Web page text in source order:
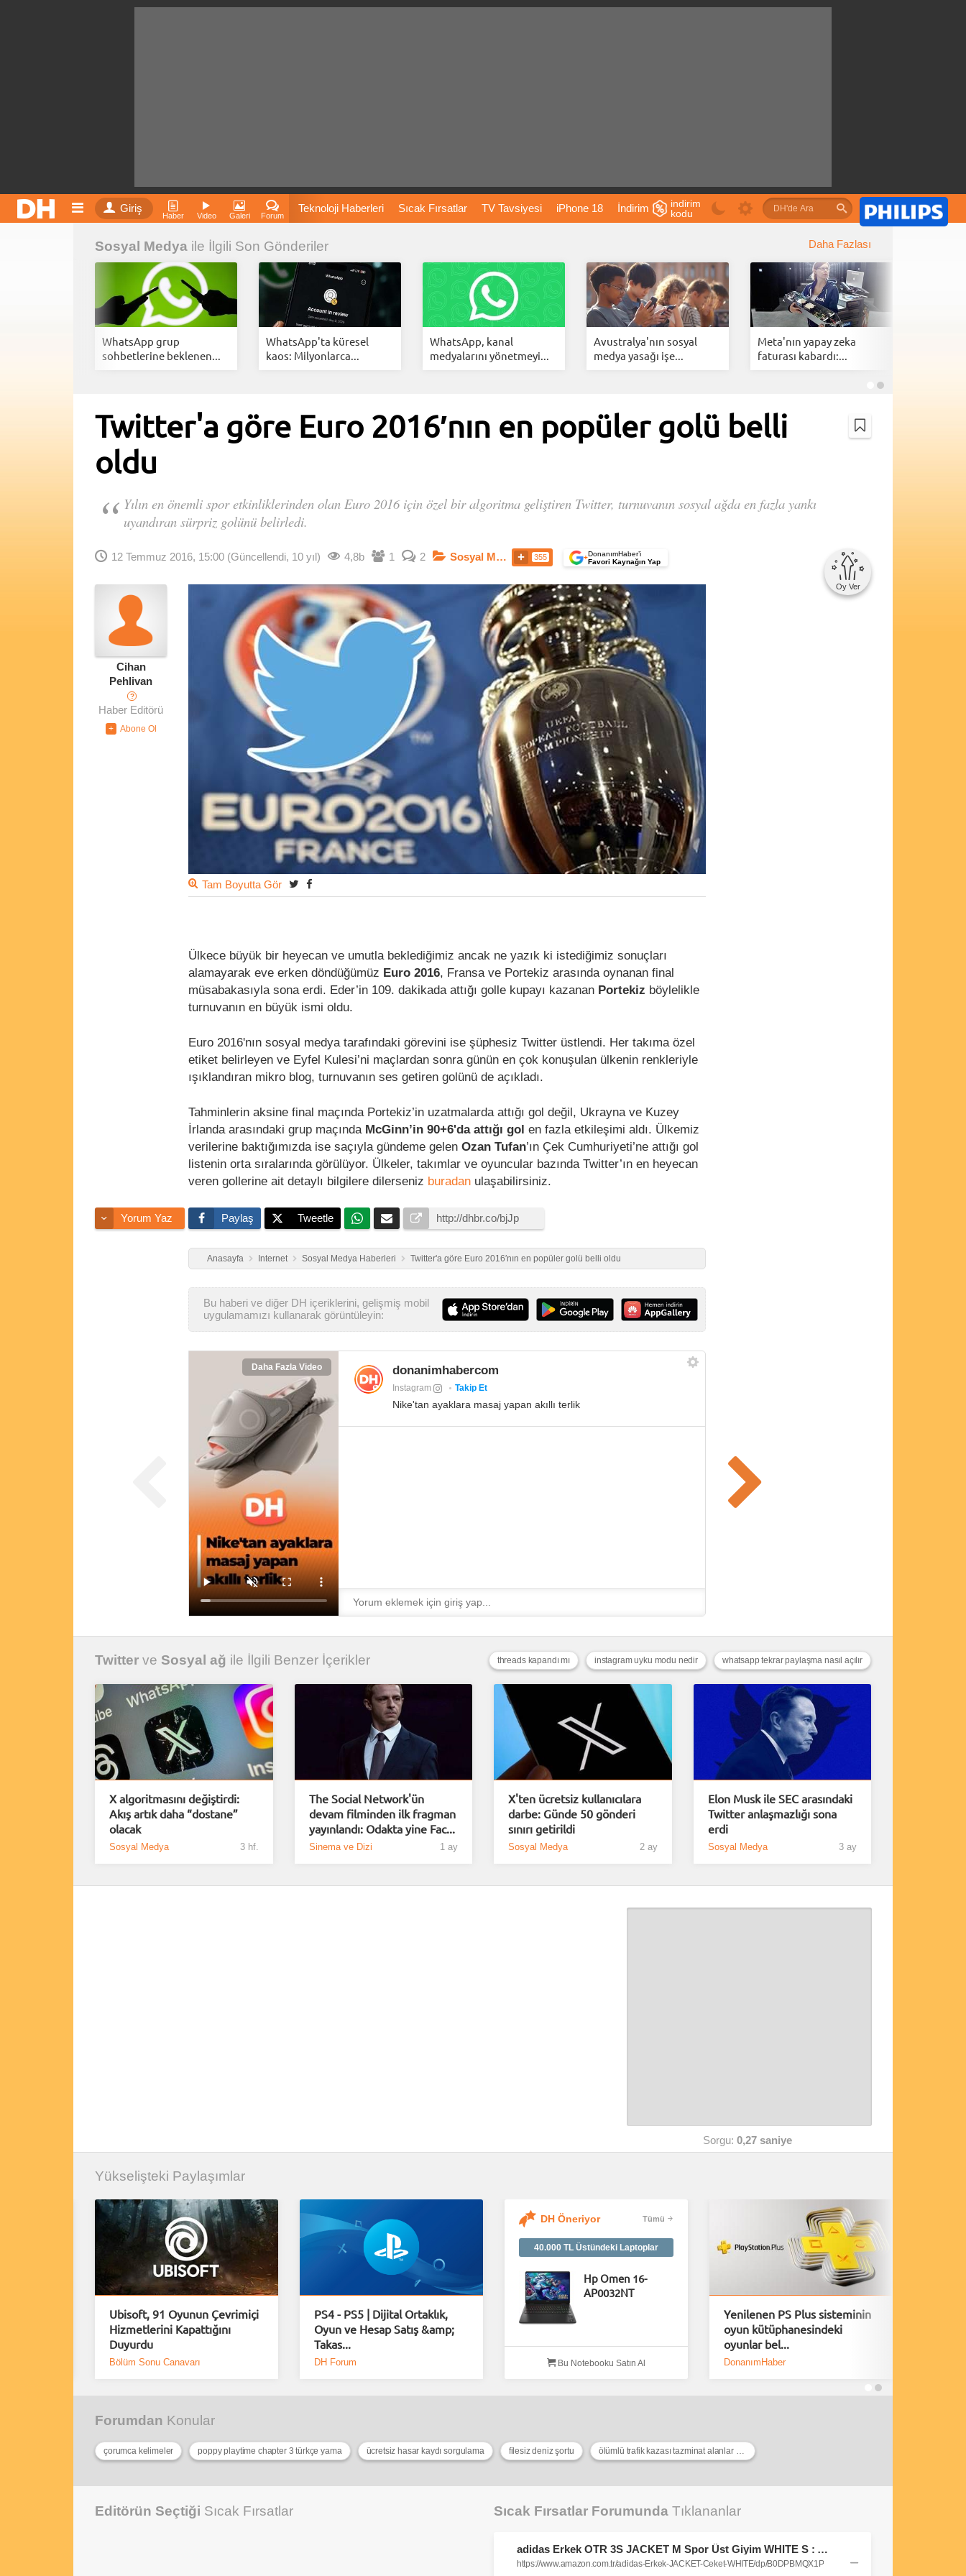
Giriş
Haber Video Galeri Forum
Teknoloji Haberleri Sıcak Fırsatlar TV Tavsiyesi iPhone 18 İndirim
Film Önerileri
Fiyatları Vizyondaki Bitcoin Dizi Önerileri Telefon Önerileri
İnstagram Dondurma Çöktü Mü
indirim
kodu
Sosyal Medya ile İlgili Son Gönderiler Daha Fazlası
WhatsApp grup
sohbetlerine beklenen...
WhatsApp'ta küresel
kaos: Milyonlarca...
WhatsApp, kanal
medyalarını yönetmeyi...
Avustralya'nın sosyal
medya yasağı işe...
Meta'nın yapay zeka
faturası kabardı:...
Twitter'a göre Euro 2016′nın en popüler golü belli
oldu
Yılın en önemli spor etkinliklerinden olan Euro 2016 için özel bir algoritma geliştiren Twitter, turnuvanın sosyal ağda en fazla yankı
uyandıran sürpriz golünü belirledi.
12 Temmuz 2016, 15:00 (Güncellendi, 10 yıl) 4,8b 1 2 Sosyal Medya 355 +DonanımHaber’i
Favori Kaynağın Yap
Oy Ver
Cihan
Pehlivan
?
Haber Editörü
Tam Boyutta Gör
Ülkece büyük bir heyecan ve umutla beklediğimiz ancak ne yazık ki istediğimiz sonuçları
alamayarak eve erken döndüğümüz Euro 2016, Fransa ve Portekiz arasında oynanan final
müsabakasıyla sona erdi. Eder’in 109. dakikada attığı golle kupayı kazanan Portekiz böylelikle
turnuvanın en büyük ismi oldu.
Euro 2016'nın sosyal medya tarafındaki görevini ise şüphesiz Twitter üstlendi. Her takıma özel
etiket belirleyen ve Eyfel Kulesi’ni maçlardan sonra günün en çok konuşulan ülkenin renkleriyle
ışıklandıran mikro blog, turnuvanın ses getiren golünü de açıkladı.
Tahminlerin aksine final maçında Portekiz’in uzatmalarda attığı gol değil, Ukrayna ve Kuzey
İrlanda arasındaki grup maçında McGinn’in 90+6'da attığı gol en fazla etkileşimi aldı. Ülkemiz
verilerine baktığımızda ise saçıyla gündeme gelen Ozan Tufan’ın Çek Cumhuriyeti’ne attığı gol
listenin orta sıralarında görülüyor. Ülkeler, takımlar ve oyuncular bazında Twitter’ın en heyecan
veren gollerine ait detaylı bilgilere dilerseniz buradan ulaşabilirsiniz.
Yorum Yaz Paylaş Tweetle
Anasayfa Internet Sosyal Medya Haberleri Twitter'a göre Euro 2016′nın en popüler golü belli oldu
Bu haberi ve diğer DH içeriklerini, gelişmiş mobil
uygulamamızı kullanarak görüntüleyin:
Daha Fazla Video donanimhabercom
Instagram Takip Et
Nike'tan ayaklara masaj yapan akıllı terlik
Twitter ve Sosyal ağ ile İlgili Benzer İçerikler whatsapp tekrar paylaşma nasıl açılır
instagram uyku modu nedir
threads kapandı mı
X algoritmasını değiştirdi:
Akış artık daha “dostane”
olacak
Sosyal Medya 3 hf.
The Social Network'ün
devam filminden ilk fragman
yayınlandı: Odakta yine Fac...
Sinema ve Dizi 1 ay
X'ten ücretsiz kullanıcılara
darbe: Günde 50 gönderi
sınırı getirildi
Sosyal Medya 2 ay
Elon Musk ile SEC arasındaki
Twitter anlaşmazlığı sona
erdi
Sosyal Medya 3 ay
Sorgu: 0,27 saniye
Yükselişteki Paylaşımlar
Ubisoft, 91 Oyunun Çevrimiçi
Hizmetlerini Kapattığını
Duyurdu
Bölüm Sonu Canavarı
PS4 - PS5 | Dijital Ortaklık,
Oyun ve Hesap Satış &amp;
Takas...
DH Forum
DH Öneriyor Tümü
40.000 TL Üstündeki Laptoplar
Hp Omen 16-
AP0032NT
Bu Notebooku Satın Al
Yenilenen PS Plus sisteminin
oyun kütüphanesindeki
oyunlar bel...
DonanımHaber
Forumdan Konular
çorumca kelimeler poppy playtime chapter 3 türkçe yama ücretsiz hasar kaydı sorgulama filesiz deniz şortu ölümlü trafik kazası tazminat alanlar yorumları
Editörün Seçtiği Sıcak Fırsatlar Sıcak Fırsatlar Forumunda Tıklananlar
adidas Erkek OTR 3S JACKET M Spor Üst Giyim WHITE S : Amazon.com.tr: Moda
https://www.amazon.com.tr/adidas-Erkek-JACKET-Ceket-WHITE/dp/B0DPBMQX1P